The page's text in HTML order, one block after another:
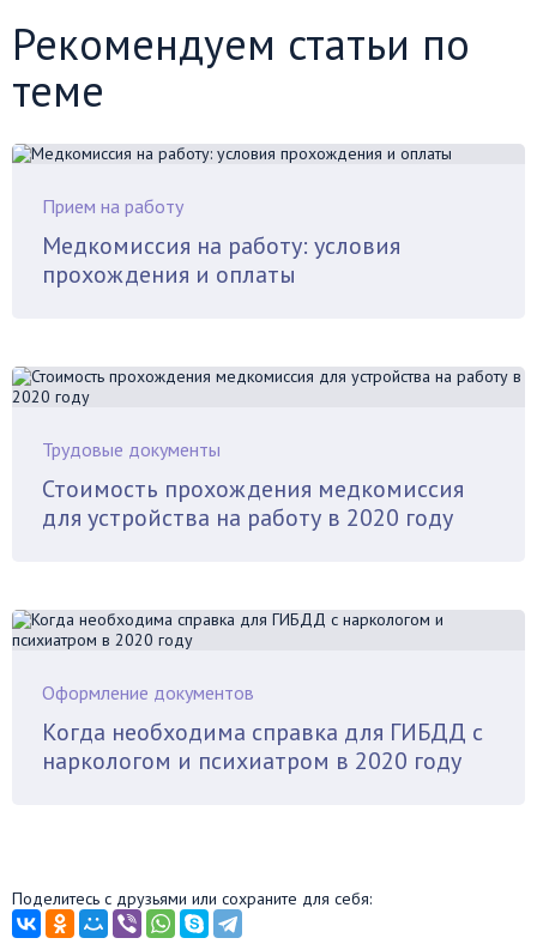
Рекомендуем статьи по
теме
Прием на работу
Медкомиссия на работу: условия
прохождения и оплаты
Трудовые документы
Стоимость прохождения медкомиссия
для устройства на работу в 2020 году
Оформление документов
Когда необходима справка для ГИБДД с
наркологом и психиатром в 2020 году
Поделитесь с друзьями или сохраните для себя: